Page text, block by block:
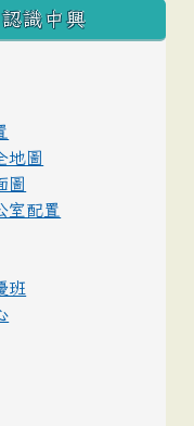
認識中興
地圖
圖
室配置
班